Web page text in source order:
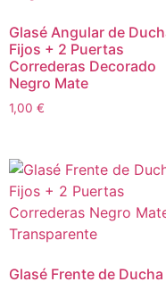
Glasé Angular de
Fijos + 2 Puertas
Correderas Decorado
Negro Mate
1,00 €
Glasé Frente de Ducha